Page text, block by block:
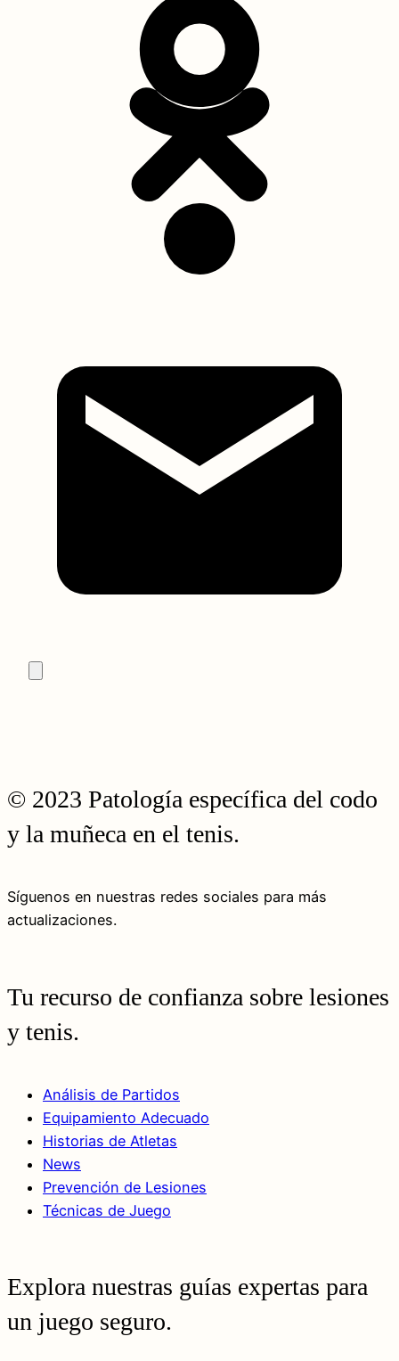
© 2023 Patología específica del codo
y la muñeca en el tenis.
Síguenos en nuestras redes sociales para más
actualizaciones.
Tu recurso de confianza sobre lesiones
y tenis.
Análisis de Partidos
Equipamiento Adecuado
Historias de Atletas
News
Prevención de Lesiones
Técnicas de Juego
Explora nuestras guías expertas para
un juego seguro.